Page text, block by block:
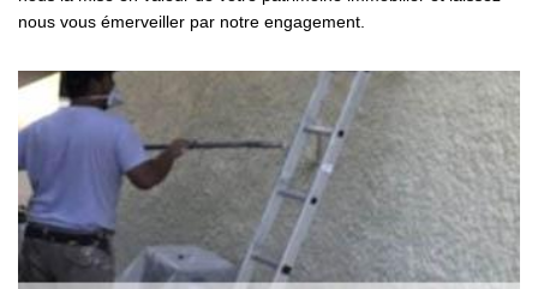
nous vous émerveiller par notre engagement.